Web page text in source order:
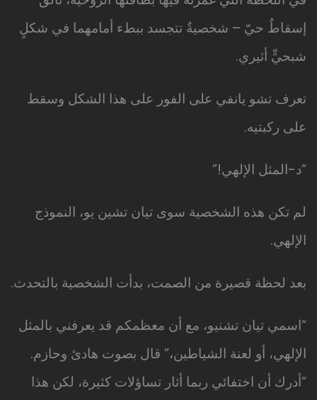
إسقاطٌ حيّ – شخصيةٌ تتجسد ببطء أمامهما في شكلٍ
شبحيٍّ أثيري.
تعرف تشو يانفي على الفور على هذا الشكل وسقط
على ركبتيه.
“د-المثل الإلهي!”
لم تكن هذه الشخصية سوى تيان تشين يو، النموذج
الإلهي.
بعد لحظة قصيرة من الصمت، بدأت الشخصية بالتحدث.
“اسمي تيان تشنيو، مع أن معظمكم قد يعرفني بالمثل
الإلهي، أو لعنة الشياطين،” قال بصوت هادئ وحازم.
“أدرك أن اختفائي ربما أثار تساؤلات كثيرة، لكن هذا